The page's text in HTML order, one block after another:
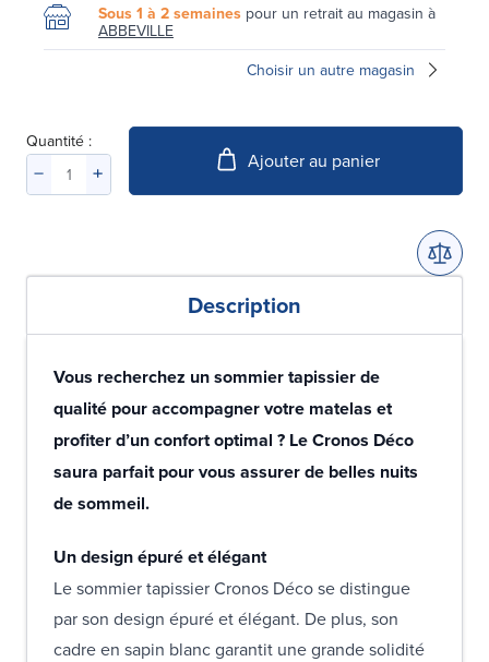
Sous 1 à 2 semaines pour un retrait au magasin à
ABBEVILLE
Choisir un autre magasin
Quantité :
Ajouter au panier
Description
Vous recherchez un sommier tapissier de
qualité pour accompagner votre matelas et
profiter d’un confort optimal ? Le Cronos Déco
saura parfait pour vous assurer de belles nuits
de sommeil.
Un design épuré et élégant
Le sommier tapissier Cronos Déco se distingue
par son design épuré et élégant. De plus, son
cadre en sapin blanc garantit une grande solidité